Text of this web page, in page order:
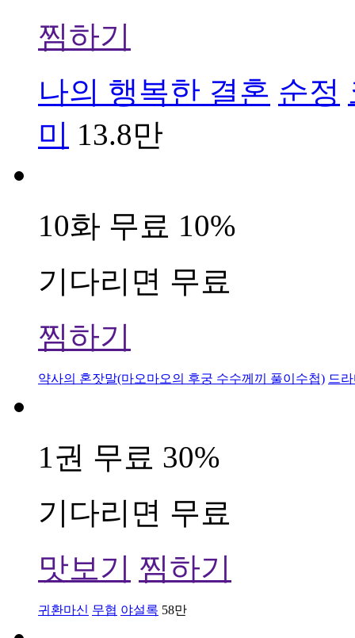
찜하기
나의 행복한 결혼 순정
미 13.8만
10화 무료 10%
기다리면 무료
찜하기
약사의 혼잣말(마오마오의 후궁 수수께끼 풀이수첩) 드
1권 무료 30%
기다리면 무료
맛보기 찜하기
귀환마신 무협 야설록 58만